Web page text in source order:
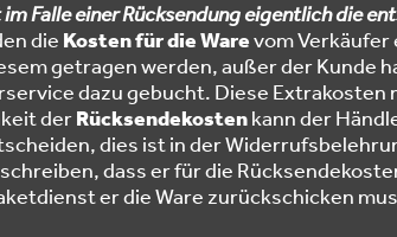
Falle einer Rücksendung eigentlich die
die Kosten für die Warevom
getragen werden, außer der Kunde
dazu gebucht. Diese
derRücksendekostenkann der
dies ist in der
dass er für die
er die Ware zurückschicken